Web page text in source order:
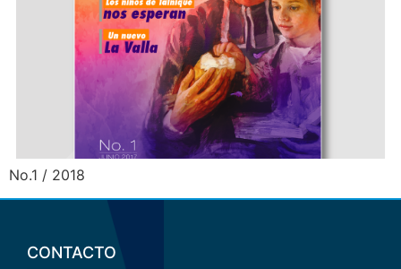
No.1 / 2018
CONTACTO